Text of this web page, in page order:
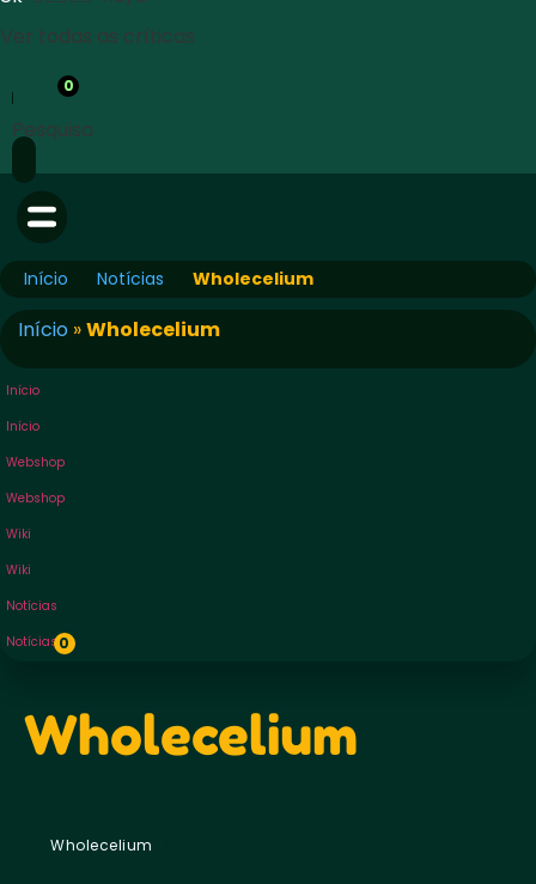
Ver todas as críticas
0
Pesquisa
Início Notícias Wholecelium
Início »Wholecelium
Início
Início
Webshop
Webshop
Wiki
Wiki
Notícias
Notícias0
Wholecelium
Wholecelium